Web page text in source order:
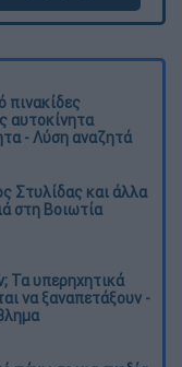
πινακίδες
αυτοκίνητα
- Λύση αναζητά
Στυλίδας και άλλα
στη Βοιωτία
Τα υπερηχητικά
να ξαναπετάξουν -